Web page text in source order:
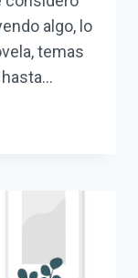
algo, lo
temas